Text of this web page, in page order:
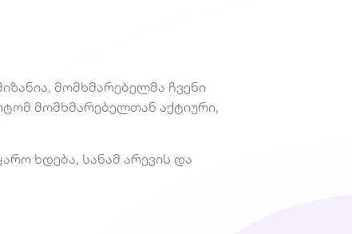
მომხმარებელმა ჩვენი
მომხმარებელთან აქტიური,
ხდება, სანამ არევის და